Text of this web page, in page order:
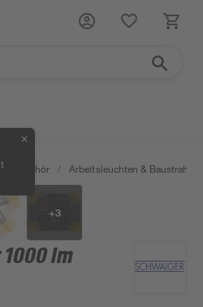
✕
Bauzubehör / Arbeitsleuchten & Baustrahler
+3
lm